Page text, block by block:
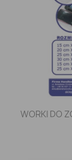

WORKI DO